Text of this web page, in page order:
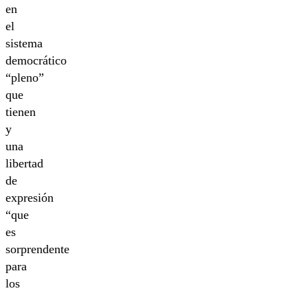
en
el
sistema
democrático
“pleno”
que
tienen
y
una
libertad
de
expresión
“que
es
sorprendente
para
los